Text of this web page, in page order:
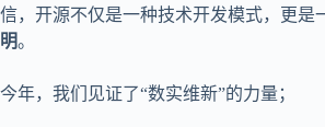
信，开源不仅是一种技术开发模式，更是
明。
今年，我们见证了“数实维新”的力量；